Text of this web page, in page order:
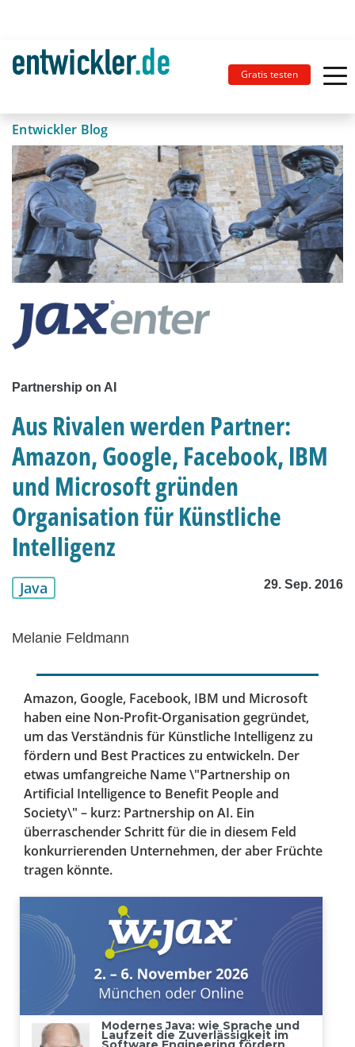
Gratis testen
Entwickler Blog
Partnership on AI
Aus Rivalen werden Partner:
Amazon, Google, Facebook, IBM
und Microsoft gründen
Organisation für Künstliche
Intelligenz
Java 29. Sep. 2016
Melanie Feldmann
Amazon, Google, Facebook, IBM und Microsoft
haben eine Non-Profit-Organisation gegründet,
um das Verständnis für Künstliche Intelligenz zu
fördern und Best Practices zu entwickeln. Der
etwas umfangreiche Name \"Partnership on
Artificial Intelligence to Benefit People and
Society\" – kurz: Partnership on AI. Ein
überraschender Schritt für die in diesem Feld
konkurrierenden Unternehmen, der aber Früchte
tragen könnte.